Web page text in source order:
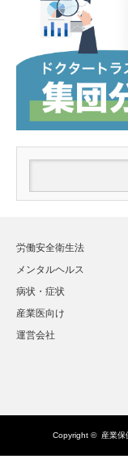
労働安全衛生法
メンタルヘルス
病状・症状
産業医向け
運営会社
Copyright © 産業保